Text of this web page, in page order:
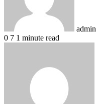
admin
0 7 1 minute read